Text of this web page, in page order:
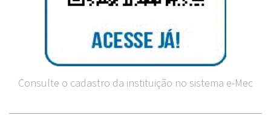
Consulte o cadastro da instituição no sistema e-Mec